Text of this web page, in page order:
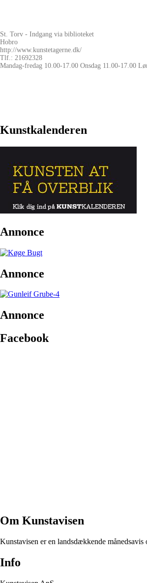
St. Torv - Indgang via biblioteket
Hobro
http://www.kunstetagerne.dk/
Tlf.: 21692328
Mandag-fredag 10.00-17.00 Onsdag 11.00-17.00
Kunstkalenderen
Annonce
Annonce
Annonce
Facebook
Om Kunstavisen
Kunstavisen er en landsdækkende
Info